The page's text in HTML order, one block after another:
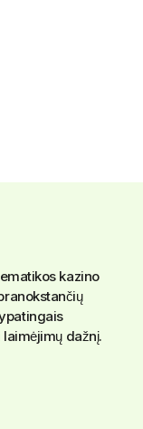
kazino
dažnį.